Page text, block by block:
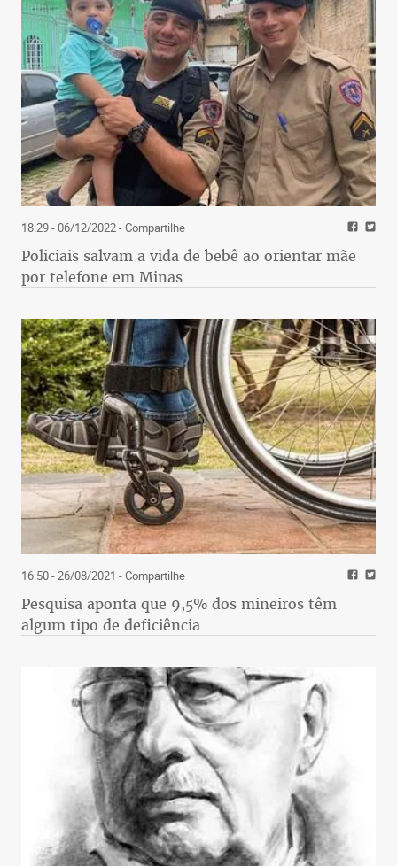
18:29 - 06/12/2022- Compartilhe
Policiais salvam a vida de bebê ao orientar mãe
por telefone em Minas
16:50 - 26/08/2021 - Compartilhe
Pesquisa aponta que 9,5% dos mineiros têm
algum tipo de deficiência